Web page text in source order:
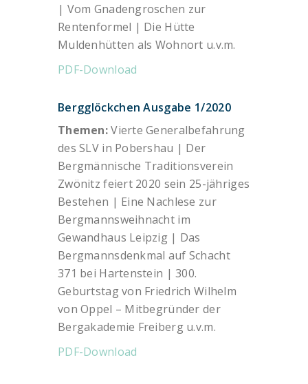
| Vom Gnadengroschen zur
Rentenformel | Die Hütte
Muldenhütten als Wohnort u.v.m.
PDF-Download
Bergglöckchen Ausgabe 1/2020
Themen:Vierte Generalbefahrung
des SLV in Pobershau | Der
Bergmännische Traditionsverein
Zwönitz feiert 2020 sein 25-jähriges
Bestehen | Eine Nachlese zur
Bergmannsweihnacht im
Gewandhaus Leipzig | Das
Bergmannsdenkmal auf Schacht
371 bei Hartenstein | 300.
Geburtstag von Friedrich Wilhelm
von Oppel – Mitbegründer der
Bergakademie Freiberg u.v.m.
PDF-Download